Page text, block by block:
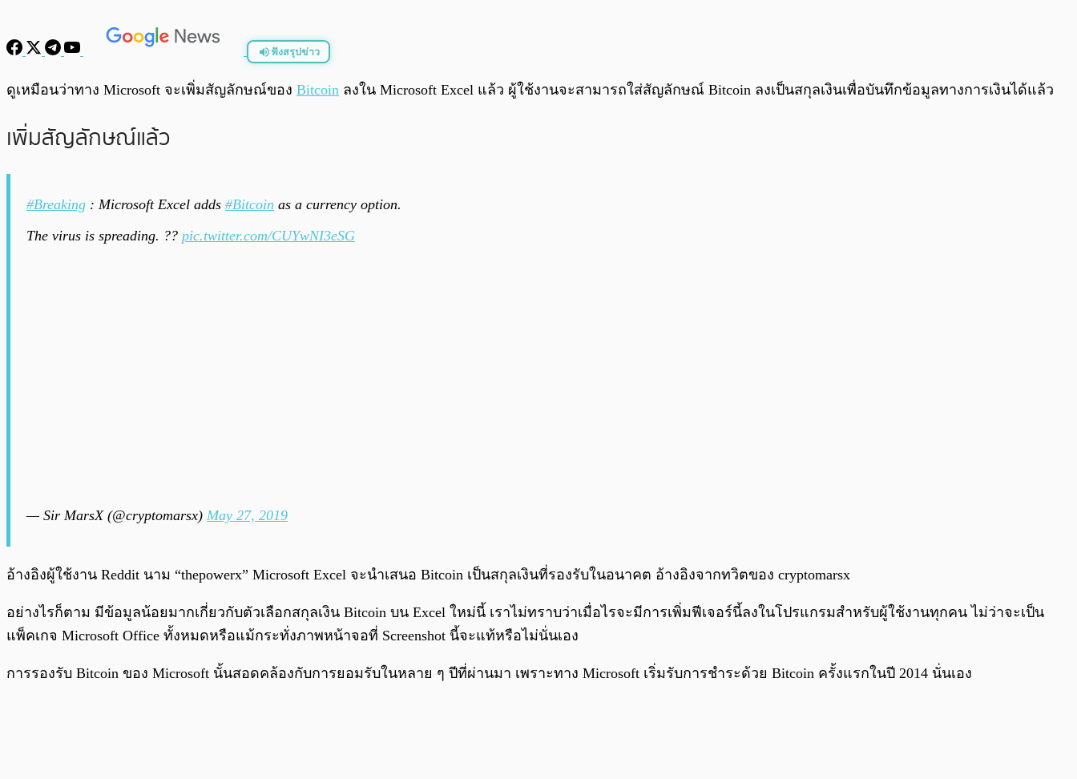
ฟังสรุปข่าว
พร้อมเล่น /0:00
ดูเหมือนว่าทาง Microsoft จะเพิ่มสัญลักษณ์ของ Bitcoin ลงใน Microsoft Excel แล้ว ผู้ใช้งานจะสามารถใส่สัญลักษณ์ Bitcoin ลงเป็นสกุลเงินเพื่อบันทึกข้อมูลทางการเงินได้แล้ว
เพิ่มสัญลักษณ์แล้ว
#Breaking : Microsoft Excel adds #Bitcoin as a currency option.
The virus is spreading. ?? pic.twitter.com/CUYwNI3eSG
— Sir MarsX (@cryptomarsx) May 27, 2019
อ้างอิงผู้ใช้งาน Reddit นาม “thepowerx” Microsoft Excel จะนำเสนอ Bitcoin เป็นสกุลเงินที่รองรับในอนาคต อ้างอิงจากทวิตของ cryptomarsx
อย่างไรก็ตาม มีข้อมูลน้อยมากเกี่ยวกับตัวเลือกสกุลเงิน Bitcoin บน Excel ใหม่นี้ เราไม่ทราบว่าเมื่อไรจะมีการเพิ่มฟีเจอร์นี้ลงในโปรแกรมสำหรับผู้ใช้งานทุกคน ไม่ว่าจะเป็น
แพ็คเกจ Microsoft Office ทั้งหมดหรือแม้กระทั่งภาพหน้าจอที่ Screenshot นี้จะแท้หรือไม่นั่นเอง
การรองรับ Bitcoin ของ Microsoft นั้นสอดคล้องกับการยอมรับในหลาย ๆ ปีที่ผ่านมา เพราะทาง Microsoft เริ่มรับการชำระด้วย Bitcoin ครั้งแรกในปี 2014 นั่นเอง